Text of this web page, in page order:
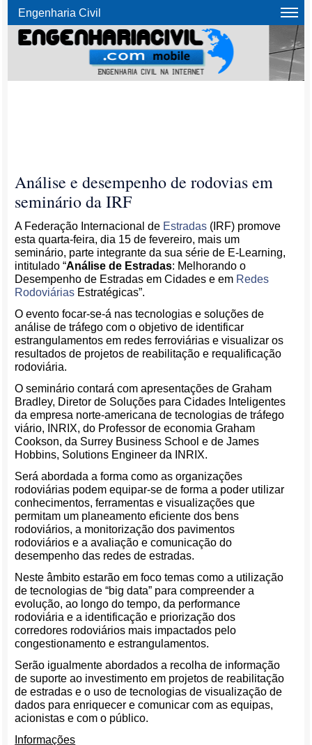
Engenharia Civil
Análise e desempenho de rodovias em
seminário da IRF
A Federação Internacional de Estradas (IRF) promove
esta quarta-feira, dia 15 de fevereiro, mais um
seminário, parte integrante da sua série de E-Learning,
intitulado “Análise de Estradas: Melhorando o
Desempenho de Estradas em Cidades e em Redes
Rodoviárias Estratégicas”.
O evento focar-se-á nas tecnologias e soluções de
análise de tráfego com o objetivo de identificar
estrangulamentos em redes ferroviárias e visualizar os
resultados de projetos de reabilitação e requalificação
rodoviária.
O seminário contará com apresentações de Graham
Bradley, Diretor de Soluções para Cidades Inteligentes
da empresa norte-americana de tecnologias de tráfego
viário, INRIX, do Professor de economia Graham
Cookson, da Surrey Business School e de James
Hobbins, Solutions Engineer da INRIX.
Será abordada a forma como as organizações
rodoviárias podem equipar-se de forma a poder utilizar
conhecimentos, ferramentas e visualizações que
permitam um planeamento eficiente dos bens
rodoviários, a monitorização dos pavimentos
rodoviários e a avaliação e comunicação do
desempenho das redes de estradas.
Neste âmbito estarão em foco temas como a utilização
de tecnologias de “big data” para compreender a
evolução, ao longo do tempo, da performance
rodoviária e a identificação e priorização dos
corredores rodoviários mais impactados pelo
congestionamento e estrangulamentos.
Serão igualmente abordados a recolha de informação
de suporte ao investimento em projetos de reabilitação
de estradas e o uso de tecnologias de visualização de
dados para enriquecer e comunicar com as equipas,
acionistas e com o público.
Informações